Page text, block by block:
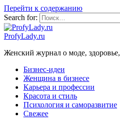
Перейти к содержанию
Search for:
ProfyLady.ru
Женский журнал о моде,
Бизнес-идеи
Женщина в бизнесе
Карьера и профессии
Красота и стиль
Психология и саморазвитие
Свежее